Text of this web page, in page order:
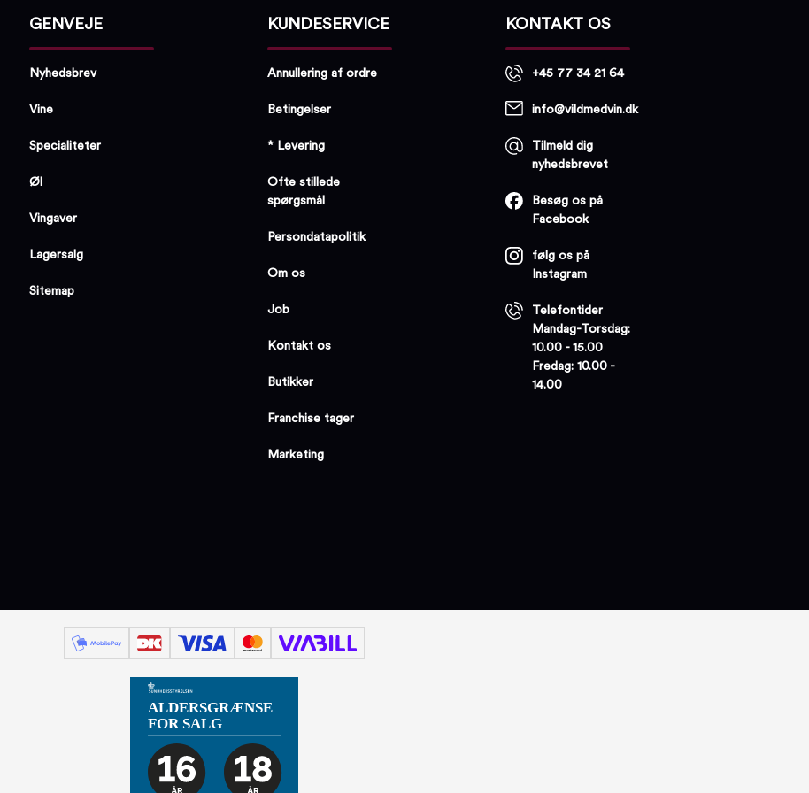
GENVEJE
Nyhedsbrev
Vine
Specialiteter
Øl
Vingaver
Lagersalg
Sitemap
KUNDESERVICE
Annullering af ordre
Betingelser
* Levering
Ofte stillede
spørgsmål
Persondatapolitik
Om os
Job
Kontakt os
Butikker
Franchise tager
Marketing
KONTAKT OS
+45 77 34 21 64
info@vildmedvin.dk
Tilmeld dig
nyhedsbrevet
Besøg os på
Facebook
følg os på
Instagram
Telefontider
Mandag-Torsdag:
10.00 - 15.00
Fredag: 10.00 -
14.00